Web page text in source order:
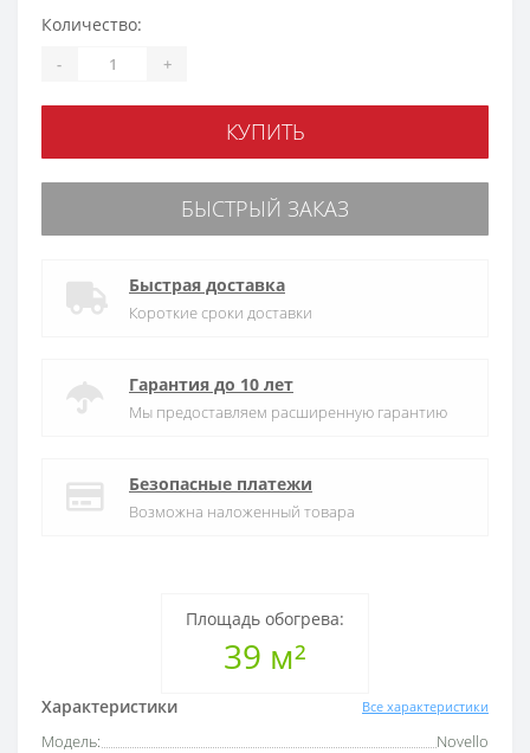
Площадь обогрева:
39 м²
Характеристики Все характеристики
Модель:
Novello
Количество:
- +
КУПИТЬ
БЫСТРЫЙ ЗАКАЗ
Быстрая доставка
Короткие сроки доставки
Гарантия до 10 лет
Мы предоставляем расширенную гарантию
Безопасные платежи
Возможна наложенный товара